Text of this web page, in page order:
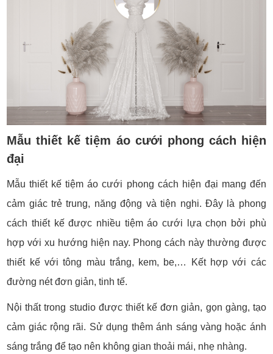
Mẫu thiết kế tiệm áo cưới phong cách hiện
đại
Mẫu thiết kế tiệm áo cưới phong cách hiện đại mang đến
cảm giác trẻ trung, năng động và tiện nghi. Đây là phong
cách thiết kế được nhiều tiệm áo cưới lựa chọn bởi phù
hợp với xu hướng hiện nay. Phong cách này thường được
thiết kế với tông màu trắng, kem, be,… Kết hợp với các
đường nét đơn giản, tinh tế.
Nội thất trong studio được thiết kế đơn giản, gọn gàng, tạo
cảm giác rộng rãi. Sử dụng thêm ánh sáng vàng hoặc ánh
sáng trắng để tạo nên không gian thoải mái, nhẹ nhàng.